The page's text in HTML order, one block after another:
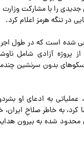
جدیدی را با مشارکت
در تنگه هرمز اعلام کرد.
شده است که در طول
پروژه آزادی شامل
زمین و دریا، سکوهای بدون
به ادعای او
به خاطر صلاحِ ایران،
محدود شده به بیرون